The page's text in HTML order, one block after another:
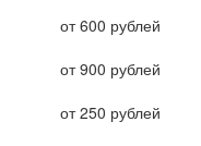
от 600 рублей
от 900 рублей
от 250 рублей